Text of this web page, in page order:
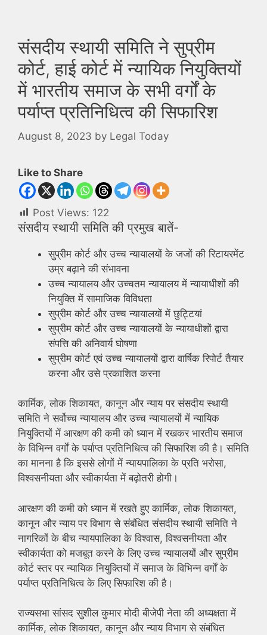
संसदीय स्थायी समिति ने सुप्रीम
कोर्ट, हाई कोर्ट में न्यायिक नियुक्तियों
में भारतीय समाज के सभी वर्गों के
पर्याप्त प्रतिनिधित्व की सिफारिश
August 8, 2023 by Legal Today
Like to Share
Post Views: 122
संसदीय स्थायी समिति की प्रमुख बातें-
सुप्रीम कोर्ट और उच्च न्यायालयों के जजों की रिटायरमेंट
उम्र बढ़ाने की संभावना
उच्च न्यायालय और उच्चतम न्यायालय में न्यायाधीशों की
नियुक्ति में सामाजिक विविधता
सुप्रीम कोर्ट और उच्च न्यायालयों में छुट्टियां
सुप्रीम कोर्ट और उच्च न्यायालयों के न्यायाधीशों द्वारा
संपत्ति की अनिवार्य घोषणा
सुप्रीम कोर्ट एवं उच्च न्यायालयों द्वारा वार्षिक रिपोर्ट तैयार
करना और उसे प्रकाशित करना
कार्मिक, लोक शिकायत, कानून और न्याय पर संसदीय स्थायी
समिति ने सर्वोच्च न्यायालय और उच्च न्यायालयों में न्यायिक
नियुक्तियों में आरक्षण की कमी को ध्यान में रखकर भारतीय समाज
के विभिन्न वर्गों के पर्याप्त प्रतिनिधित्व की सिफारिश की है। समिति
का मानना है कि इससे लोगों में न्यायपालिका के प्रति भरोसा,
विश्वसनीयता और स्वीकार्यता में बढ़ोतरी होगी।
आरक्षण की कमी को ध्यान में रखते हुए कार्मिक, लोक शिकायत,
कानून और न्याय पर विभाग से संबंधित संसदीय स्थायी समिति ने
नागरिकों के बीच न्यायपालिका के विश्वास, विश्वसनीयता और
स्वीकार्यता को मजबूत करने के लिए उच्च न्यायालयों और सुप्रीम
कोर्ट स्तर पर न्यायिक नियुक्तियों में समाज के विभिन्न वर्गों के
पर्याप्त प्रतिनिधित्व के लिए सिफारिश की है।
राज्यसभा सांसद सुशील कुमार मोदी बीजेपी नेता की अध्यक्षता में
कार्मिक, लोक शिकायत, कानून और न्याय विभाग से संबंधित